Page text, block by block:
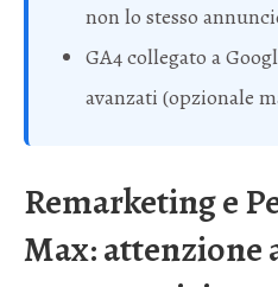
non lo stesso
GA4 collegato a
avanzati (opzionale
Remarketing e
Max: attenzione